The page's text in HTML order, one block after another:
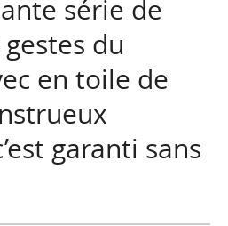
série de
du
en toile de
garanti sans